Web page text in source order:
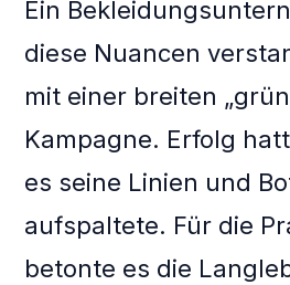
Ein
diese Nuancen
mit einer breiten
Kampagne. Erfolg
es seine Linien und
aufspaltete. Für die
betonte es die